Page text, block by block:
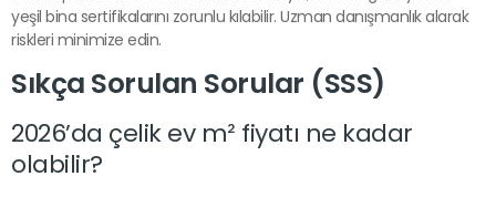
yeşil bina sertifikalarını zorunlu kılabilir. Uzman danışmanlık alarak
riskleri minimize edin.
Sıkça Sorulan Sorular (SSS)
2026’da çelik ev m² fiyatı ne kadar
olabilir?